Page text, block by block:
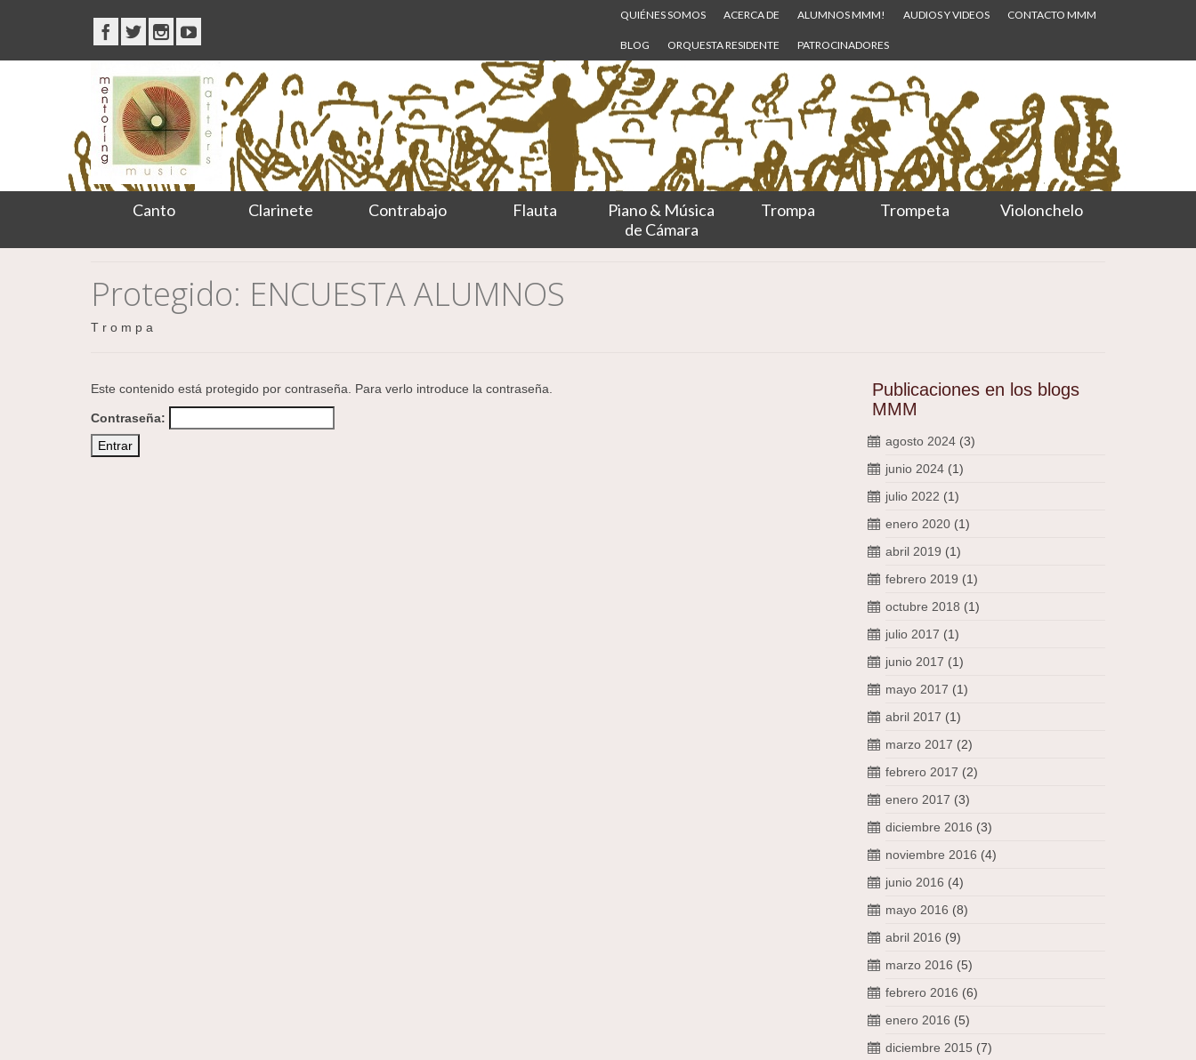
QUIÉNES SOMOS ACERCA DE ALUMNOS MMM! AUDIOS Y VIDEOS CONTACTO MMM
BLOG ORQUESTA RESIDENTE PATROCINADORES
Canto Clarinete Contrabajo Flauta
Piano & Música
de Cámara
Trompa Trompeta Violonchelo
Protegido: ENCUESTA ALUMNOS
T r o m p a
Este contenido está protegido por contraseña. Para verlo introduce la contraseña.
Contraseña:
Publicaciones en los blogs
MMM
agosto 2024(3)
junio 2024(1)
julio 2022 (1)
enero 2020(1)
abril 2019 (1)
febrero 2019 (1)
octubre 2018 (1)
julio 2017 (1)
junio 2017 (1)
mayo 2017 (1)
abril 2017 (1)
marzo 2017 (2)
febrero 2017 (2)
enero 2017 (3)
diciembre 2016 (3)
noviembre 2016 (4)
junio 2016 (4)
mayo 2016 (8)
abril 2016 (9)
marzo 2016 (5)
febrero 2016 (6)
enero 2016 (5)
diciembre 2015 (7)